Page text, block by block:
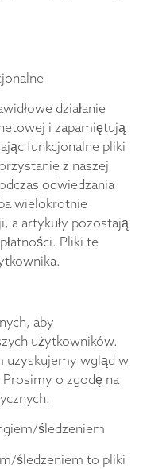
działanie
i zapamiętują
funkcjonalne pliki
z naszej
odwiedzania
wielokrotnie
a artykuły pozostają
Pliki te
aby
użytkowników.
uzyskujemy wgląd w
o zgodę na
śledzeniem
śledzeniem to pliki